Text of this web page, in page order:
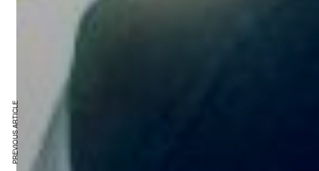
PREVIOUS ARTICLE